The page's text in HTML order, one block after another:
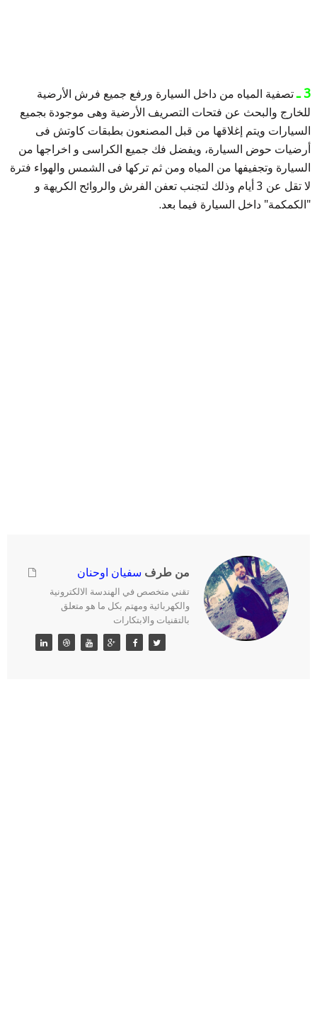
3 ـ تصفية المياه من داخل السيارة ورفع جميع فرش الأرضية
للخارج والبحث عن فتحات التصريف الأرضية وهى موجودة بجميع
السيارات ويتم إغلاقها من قبل المصنعون بطبقات كاوتش فى
أرضيات حوض السيارة، ويفضل فك جميع الكراسى و اخراجها من
السيارة وتجفيفها من المياه ومن ثم تركها فى الشمس والهواء فترة
لا تقل عن 3 أيام وذلك لتجنب تعفن الفرش والروائح الكريهة و
"الكمكمة" داخل السيارة فيما بعد.
من طرف سفيان اوحنان
تقني متخصص في الهندسة الالكترونية
والكهربائية ومهتم بكل ما هو متعلق
بالتقنيات والابتكارات